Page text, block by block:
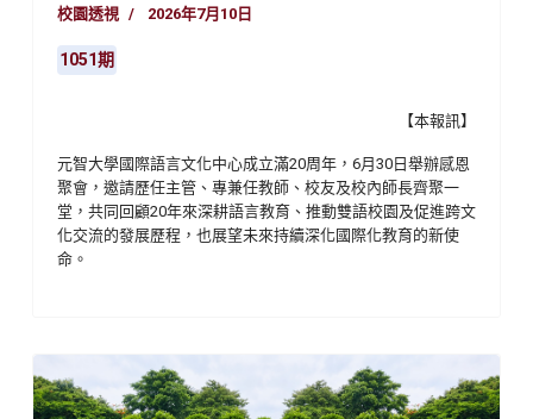
校園透視 2026年7月10日
1051期
【本報訊】
元智大學國際語言文化中心成立滿20周年，6月30日舉辦感恩
聚會，邀請歷任主管、專兼任教師、校友及校內師長齊聚一
堂，共同回顧20年來深耕語言教育、推動雙語校園及促進跨文
化交流的發展歷程，也展望未來持續深化國際化教育的新使
命。